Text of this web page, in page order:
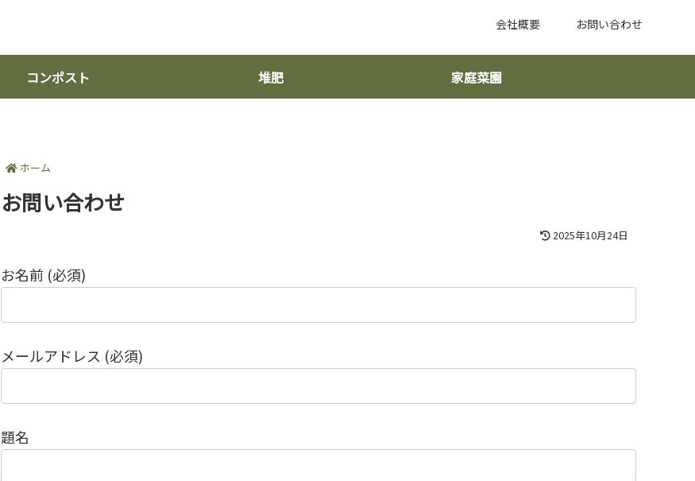
会社概要 お問い合わせ
コンポスト 堆肥 家庭菜園
ホーム
お問い合わせ
2025年10月24日
お名前 (必須)
メールアドレス (必須)
題名